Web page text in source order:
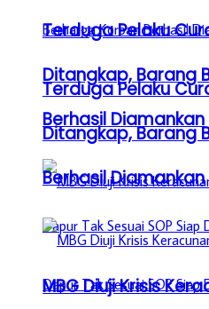
Terduga Pelaku
Ditangkap, Barang
Berhasil Diamankan
MBG Diuji Krisis
Terduga Pelaku
Ditangkap, Barang
Berhasil Diamankan